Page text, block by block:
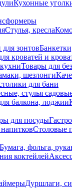
Кухонные
Стулья, кресла
зонтов
кроватей и
Товары для
шезлонги
для бани
стулья
балкона, лоджии
для посуды
Столовые
Бумага, фольга,
коктейлей
Дуршлаги,